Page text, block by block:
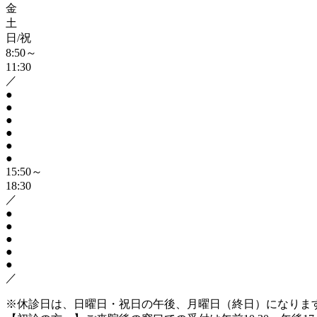
金
土
日/祝
8:50～
11:30
／
●
●
●
●
●
●
15:50～
18:30
／
●
●
●
●
●
／
※休診日は、日曜日・祝日の午後、月曜日（終日）になりま